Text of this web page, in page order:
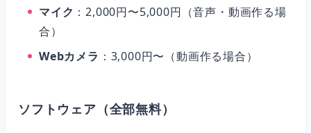
マイク ：2,000円〜5,000円（音声・動画作る場
合）
Webカメラ ：3,000円〜（動画作る場合）
ソフトウェア（全部無料）